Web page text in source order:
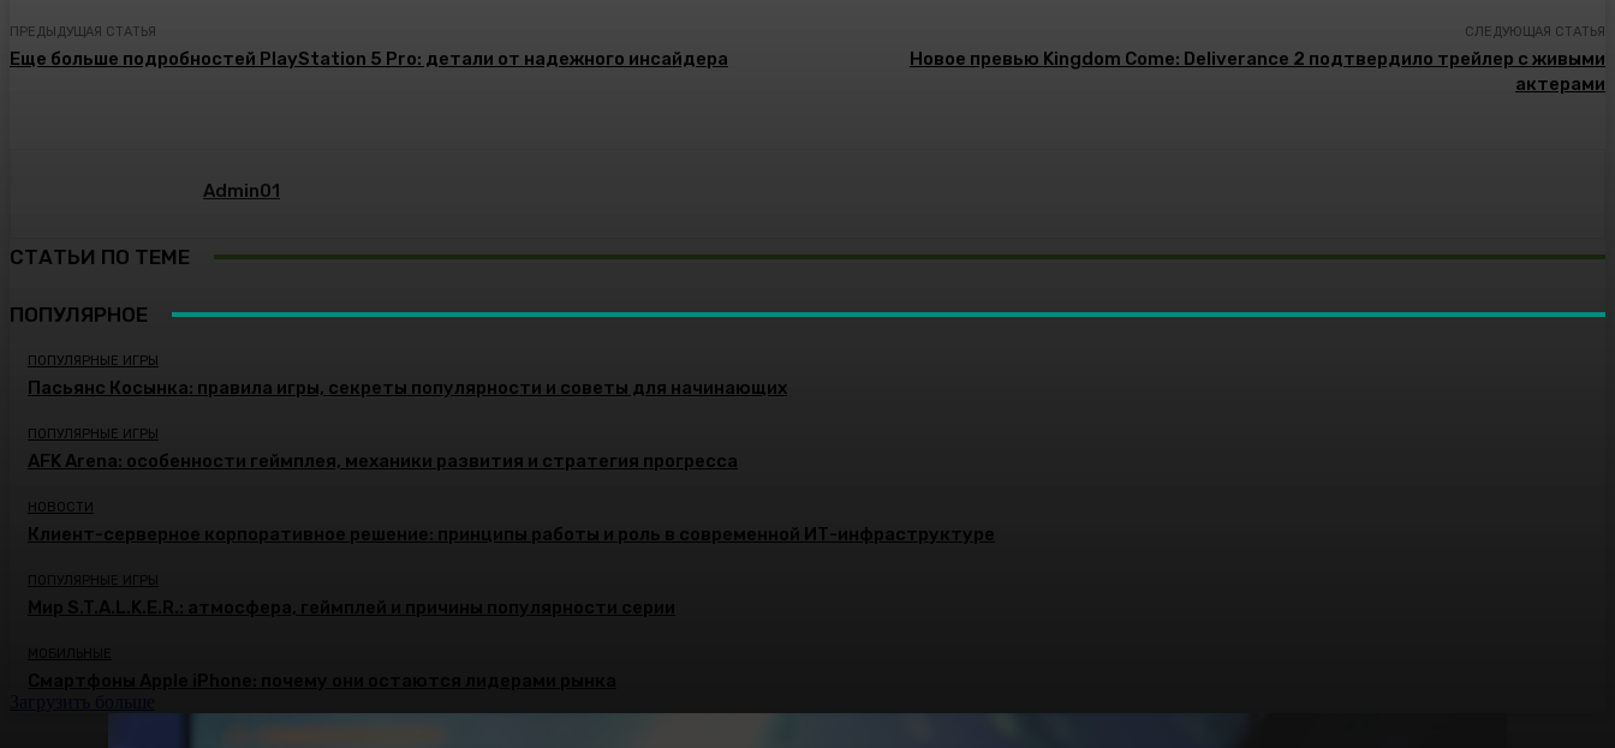
ПРЕДЫДУЩАЯ СТАТЬЯ
Еще больше подробностей PlayStation 5 Pro: детали от надежного инсайдера
СЛЕДУЮЩАЯ СТАТЬЯ
Новое превью Kingdom Come: Deliverance 2 подтвердило трейлер с живыми
актерами
Admin01
СТАТЬИ ПО ТЕМЕ
ПОПУЛЯРНОЕ
ПОПУЛЯРНЫЕ ИГРЫ
Пасьянс Косынка: правила игры, секреты популярности и советы для начинающих
ПОПУЛЯРНЫЕ ИГРЫ
AFK Arena: особенности геймплея, механики развития и стратегия прогресса
НОВОСТИ
Клиент-серверное корпоративное решение: принципы работы и роль в современной ИТ-инфраструктуре
ПОПУЛЯРНЫЕ ИГРЫ
Мир S.T.A.L.K.E.R.: атмосфера, геймплей и причины популярности серии